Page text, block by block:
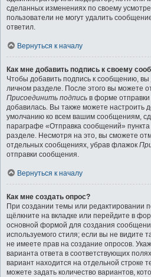
сделанных изменениях по своему
пользователи не могут удалить
ответил.
Вернуться к началу
Как мне добавить подпись к своему
Чтобы добавить подпись к сообщению,
личном разделе. После этого вы можете
Присоединить подпись в форме
добавилась. Вы также можете настроить
умолчанию ко всем вашим сообщениям,
параграфе «Отправка сообщений»
разделе. Несмотря на это, вы сможете
отдельных сообщениях, убрав флажок
отправки сообщения.
Вернуться к началу
Как мне создать опрос?
При создании темы или редактировании
щёлкните на вкладке или перейдите в
основной формой для создания
используемого стиля; если вы не видите
не имеете прав на создание опросов.
варианта ответа в соответствующих
вариант находится на отдельной строке
можете задать количество вариантов,